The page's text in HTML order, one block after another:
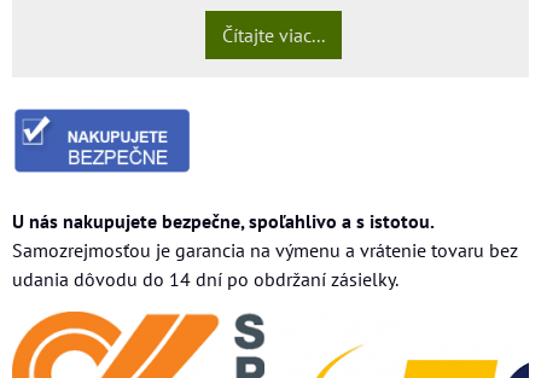
Čítajte viac...
U nás nakupujete bezpečne, spoľahlivo a s istotou.
Samozrejmosťou je garancia na výmenu a vrátenie tovaru bez
udania dôvodu do 14 dní po obdržaní zásielky.